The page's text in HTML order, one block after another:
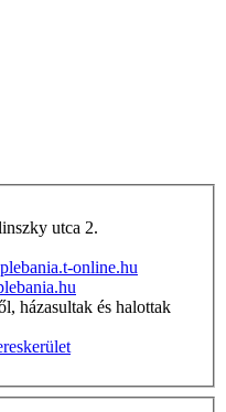
utca 2.
online.hu